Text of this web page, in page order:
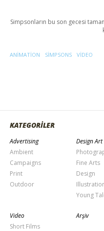
Simpsonların bu son gecesi
ANIMATION SIMPSONS VIDEO
KATEGORİLER
Advertising
Ambient
Campaigns
Print
Outdoor
Design Art
Fine Arts
Design
Young
Video
Short Films
Arşiv